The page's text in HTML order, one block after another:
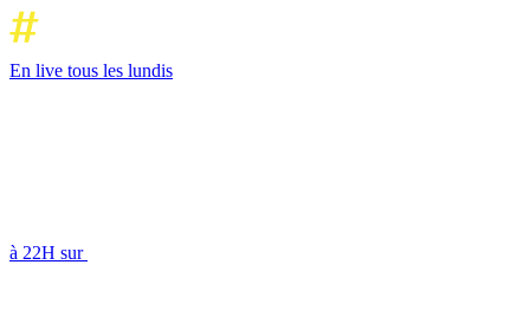
En live tous les lundis
à 22H sur